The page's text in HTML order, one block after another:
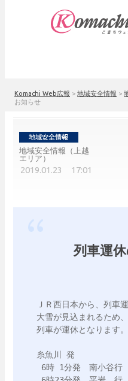
Komachi Web広報 > 地域安全情報 >
お知らせ
地域安全情報（上越
エリア）
2019.01.23 17:01
列車運
ＪＲ西日本から、列車
大雪が見込まれるため
列車が運休となります。
糸魚川 発